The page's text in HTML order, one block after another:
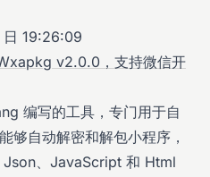
19:26:09
v2.0.0，支持微信开
编写的工具，专门用于自
够自动解密和解包小程序，
Json、JavaScript 和 Html